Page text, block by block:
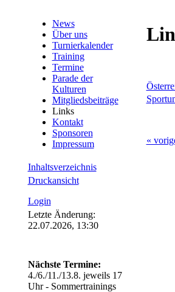
News
Über uns
Turnierkalender
Training
Termine
Parade der
Kulturen
Mitgliedsbeiträge
Links
Kontakt
Sponsoren
Impressum
Inhaltsverzeichnis
Druckansicht
Login
Letzte Änderung:
22.07.2026, 13:30
Nächste Termine:
4./6./11./13.8. jeweils 17
Uhr - Sommertrainings
«